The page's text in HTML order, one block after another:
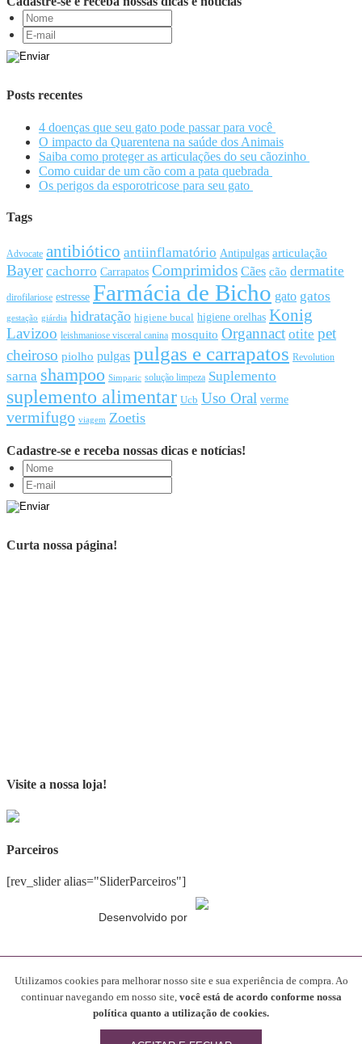
Posts recentes
4 doenças que seu gato pode passar para você
O impacto da Quarentena na saúde dos Animais
Saiba como proteger as articulações do seu cãozinho
Como cuidar de um cão com a pata quebrada
Os perigos da esporotricose para seu gato
Tags
Advocate antibiótico antiinflamatório Antipulgas articulação
Bayer cachorro Carrapatos Comprimidos Cães cão dermatite
dirofilariose estresse Farmácia de Bicho gato gatos
gestação giárdia hidratação higiene bucal higiene orelhas Konig
Lavizoo leishmaniose visceral canina mosquito Organnact otite pet
cheiroso piolho pulgas pulgas e carrapatos Revolution
sarna shampoo Simparic solução limpeza Suplemento
suplemento alimentar Ucb Uso Oral verme
vermifugo viagem Zoetis
Cadastre-se e receba nossas dicas e notícias!
Curta nossa página!
Visite a nossa loja!
Parceiros
[rev_slider alias="SliderParceiros"]
Desenvolvido por
Compartilhe nosso blog com seus amigos!
Utilizamos cookies para melhorar nosso site e sua experiência de compra. Ao
continuar navegando em nosso site, você está de acordo conforme nossa
política quanto a utilização de cookies.